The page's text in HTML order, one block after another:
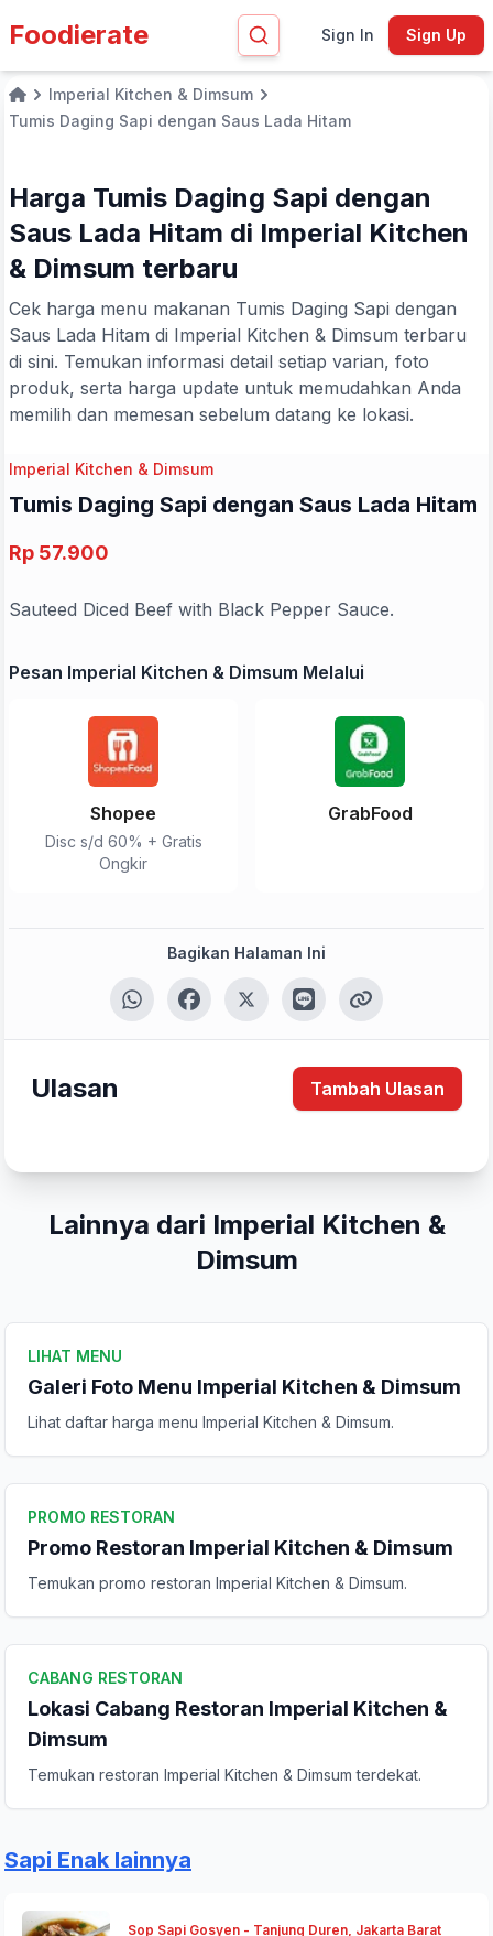
Foodierate Sign In Sign Up
HomeImperial Kitchen & Dimsum
Tumis Daging Sapi dengan Saus Lada Hitam
Harga Tumis Daging Sapi dengan
Saus Lada Hitam di Imperial Kitchen
& Dimsum terbaru
Cek harga menu makanan Tumis Daging Sapi dengan
Saus Lada Hitam di Imperial Kitchen & Dimsum terbaru
di sini. Temukan informasi detail setiap varian, foto
produk, serta harga update untuk memudahkan Anda
memilih dan memesan sebelum datang ke lokasi.
Imperial Kitchen & Dimsum
Tumis Daging Sapi dengan Saus Lada Hitam
Rp 57.900
Sauteed Diced Beef with Black Pepper Sauce.
Pesan Imperial Kitchen & Dimsum Melalui
Shopee
Disc s/d 60% + Gratis
Ongkir
GrabFood
Bagikan Halaman Ini
Ulasan Tambah Ulasan
Lainnya dari Imperial Kitchen &
Dimsum
LIHAT MENU
Galeri Foto Menu Imperial Kitchen & Dimsum
Lihat daftar harga menu Imperial Kitchen & Dimsum.
PROMO RESTORAN
Promo Restoran Imperial Kitchen & Dimsum
Temukan promo restoran Imperial Kitchen & Dimsum.
CABANG RESTORAN
Lokasi Cabang Restoran Imperial Kitchen &
Dimsum
Temukan restoran Imperial Kitchen & Dimsum terdekat.
Sapi Enak lainnya
Sop Sapi Gosyen - Tanjung Duren, Jakarta Barat
Tulis Ulasan
Komentar Anda